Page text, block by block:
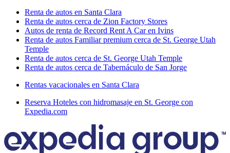
Renta de autos en Santa Clara
Renta de autos cerca de Zion Factory Stores
Autos de renta de Record Rent A Car en Ivins
Renta de autos Familiar premium cerca de St. George Utah
Temple
Renta de autos cerca de St. George Utah Temple
Renta de autos cerca de Tabernáculo de San Jorge
Rentas vacacionales en Santa Clara
Reserva Hoteles con hidromasaje en St. George con
Expedia.com